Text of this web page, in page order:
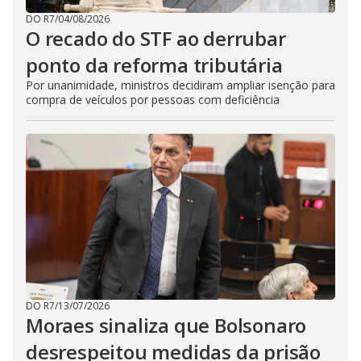
DO R7/04/08/2026
O recado do STF ao derrubar
ponto da reforma tributária
Por unanimidade, ministros decidiram ampliar isenção para
compra de veículos por pessoas com deficiência
DO R7/13/07/2026
Moraes sinaliza que Bolsonaro
desrespeitou medidas da prisão